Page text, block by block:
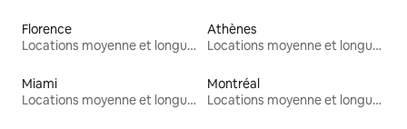
Florence
Locations moyenne et longue durée
Athènes
Locations moyenne et longue durée
Miami
Locations moyenne et longue durée
Montréal
Locations moyenne et longue durée